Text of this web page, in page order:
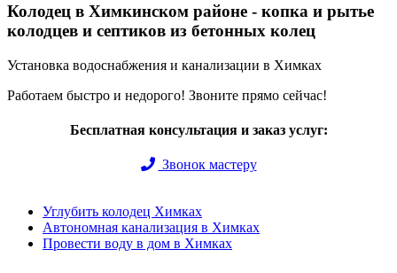
Колодец в Химкинском районе - копка и рытье
колодцев и септиков из бетонных колец
Установка водоснабжения и канализации в Химках
Работаем быстро и недорого! Звоните прямо сейчас!
Бесплатная консультация и заказ услуг:
Звонок мастеру
Углубить колодец Химках
Автономная канализация в Химках
Провести воду в дом в Химках